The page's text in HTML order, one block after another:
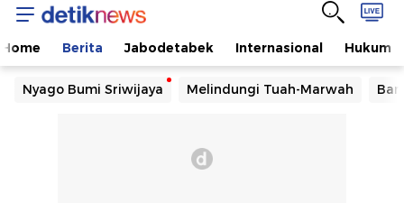
Home Berita Jabodetabek Internasional Hukum
Nyago Bumi Sriwijaya Melindungi Tuah-Marwah